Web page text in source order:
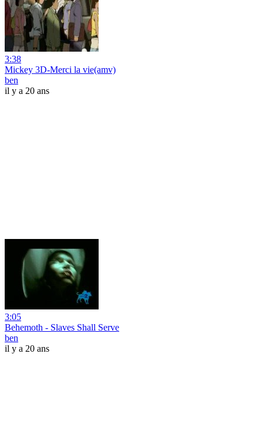
3:38
Mickey 3D-Merci la vie(amv)
ben
il y a 20 ans
3:05
Behemoth - Slaves Shall Serve
ben
il y a 20 ans